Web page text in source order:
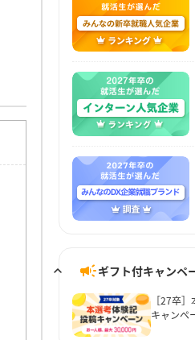
ギフト付キャンペ
［27卒
キャンペ